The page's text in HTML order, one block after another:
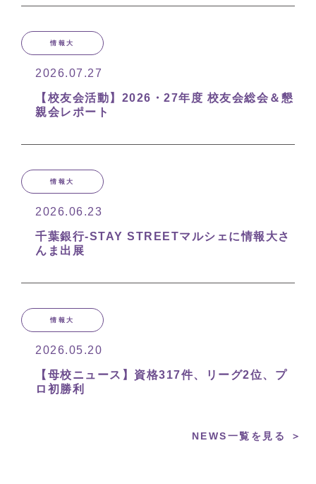
情報大
2026.07.27
【校友会活動】2026・27年度 校友会総会＆懇
親会レポート
情報大
2026.06.23
千葉銀行-STAY STREETマルシェに情報大さ
んま出展
情報大
2026.05.20
【母校ニュース】資格317件、リーグ2位、プ
ロ初勝利
NEWS一覧を見る ＞